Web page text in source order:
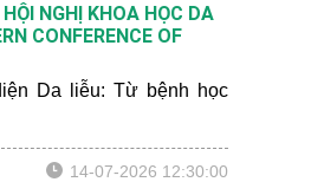
NGHỊ KHOA HỌC DA
CONFERENCE OF
Da liễu: Từ bệnh học
14-07-2026 12:30:00